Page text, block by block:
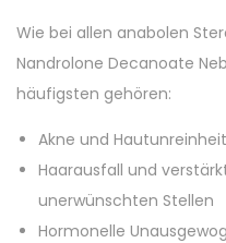
Wie bei allen anabolen
Nandrolone Decanoate
häufigsten gehören:
Akne und
Haarausfall und
unerwünschten Stellen
Hormonelle